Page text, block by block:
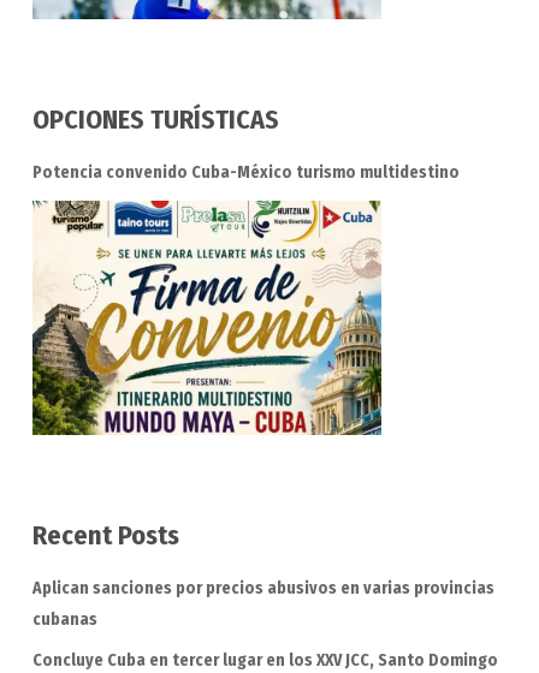
OPCIONES TURÍSTICAS
Potencia convenido Cuba-México turismo multidestino
Recent Posts
Aplican sanciones por precios abusivos en varias provincias
cubanas
Concluye Cuba en tercer lugar en los XXV JCC, Santo Domingo